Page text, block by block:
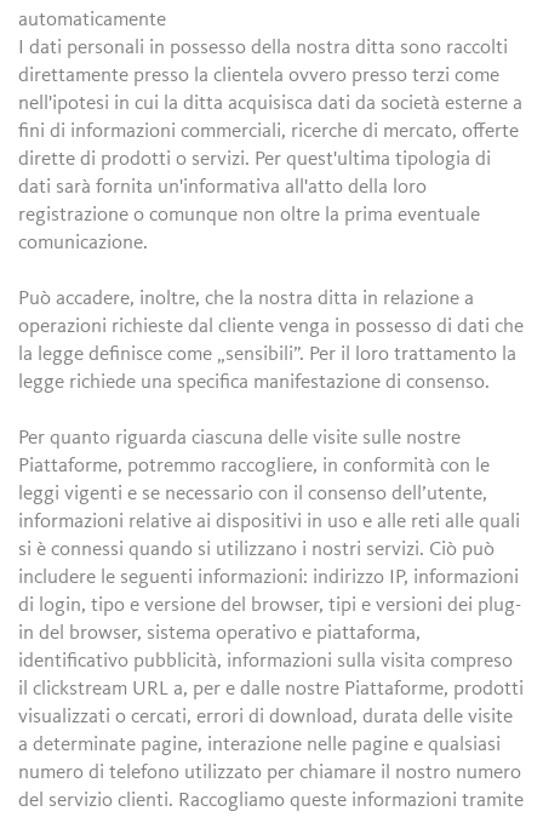
automaticamente
I dati personali in possesso della nostra ditta sono raccolti
direttamente presso la clientela ovvero presso terzi come
nell'ipotesi in cui la ditta acquisisca dati da società esterne a
fini di informazioni commerciali, ricerche di mercato, offerte
dirette di prodotti o servizi. Per quest'ultima tipologia di
dati sarà fornita un'informativa all'atto della loro
registrazione o comunque non oltre la prima eventuale
comunicazione.
Può accadere, inoltre, che la nostra ditta in relazione a
operazioni richieste dal cliente venga in possesso di dati che
la legge definisce come „sensibili”. Per il loro trattamento la
legge richiede una specifica manifestazione di consenso.
Per quanto riguarda ciascuna delle visite sulle nostre
Piattaforme, potremmo raccogliere, in conformità con le
leggi vigenti e se necessario con il consenso dell’utente,
informazioni relative ai dispositivi in uso e alle reti alle quali
si è connessi quando si utilizzano i nostri servizi. Ciò può
includere le seguenti informazioni: indirizzo IP, informazioni
di login, tipo e versione del browser, tipi e versioni dei plug-
in del browser, sistema operativo e piattaforma,
identificativo pubblicità, informazioni sulla visita compreso
il clickstream URL a, per e dalle nostre Piattaforme, prodotti
visualizzati o cercati, errori di download, durata delle visite
a determinate pagine, interazione nelle pagine e qualsiasi
numero di telefono utilizzato per chiamare il nostro numero
del servizio clienti. Raccogliamo queste informazioni tramite